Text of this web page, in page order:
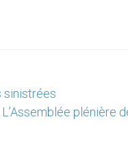
sinistrées
plénière